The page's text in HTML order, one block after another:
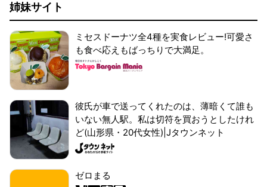
姉妹サイト
ミセスドーナツ全4種を実食レビュー!可愛さ
も食べ応えもばっちりで大満足。
彼氏が車で送ってくれたのは、薄暗くて誰も
いない無人駅。私は切符を買おうとしたけれ
ど(山形県・20代女性)|Jタウンネット
ゼロまる